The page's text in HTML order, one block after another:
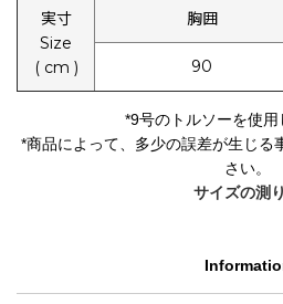
実寸
Size
( cm )
胸囲
90
*9号のトルソーを使用
*商品によって、多少の誤差が生じる
さい。
サイズの測